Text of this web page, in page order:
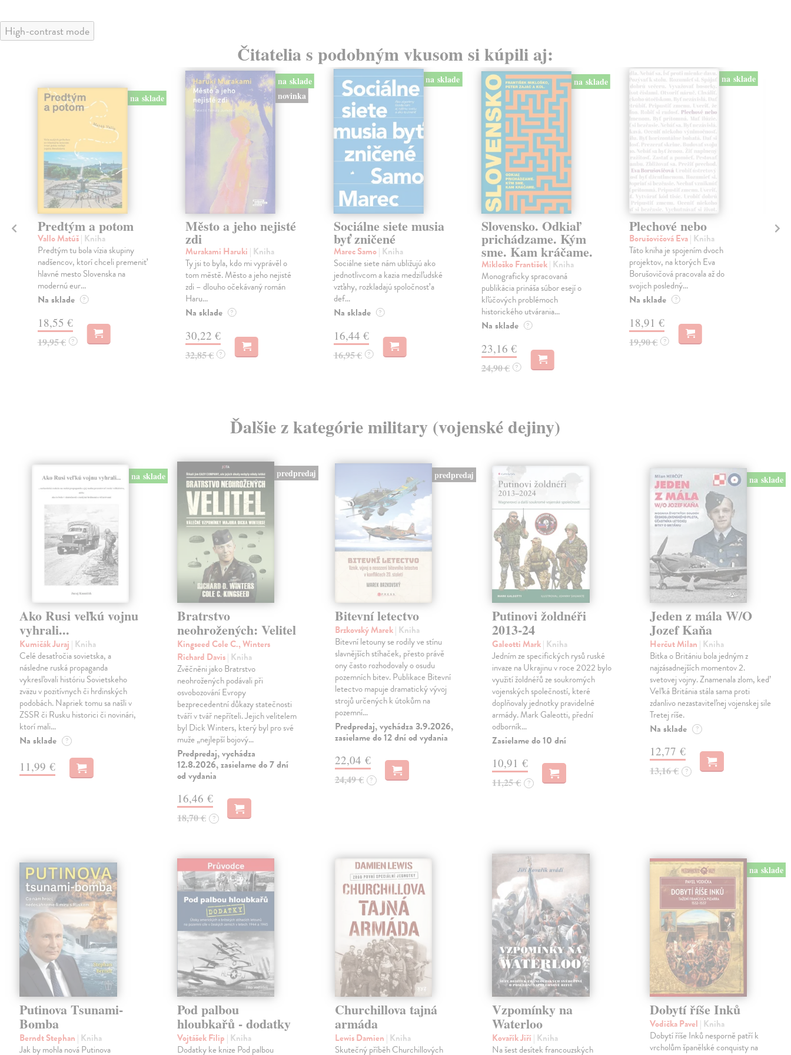
High-contrast mode
Čitatelia s podobným vkusom si kúpili aj:
na sklade
Predtým a potom
Vallo Matúš| Kniha
Predtým tu bola vízia skupiny
nadšencov, ktorí chceli premeniť
hlavné mesto Slovenska na
modernú eur...
Na sklade ?
18,55 €
19,95 € ?
na sklade
novinka
Město a jeho nejisté
zdi
Murakami Haruki | Kniha
Ty jsi to byla, kdo mi vyprávěl o
tom městě. Město a jeho nejisté
zdi – dlouho očekávaný román
Haru...
Na sklade ?
30,22 €
32,85 € ?
na sklade
Sociálne siete musia
byť zničené
Marec Samo| Kniha
Sociálne siete nám ubližujú ako
jednotlivcom a kazia medziľudské
vzťahy, rozkladajú spoločnosť a
def...
Na sklade ?
16,44 €
16,95 € ?
na sklade
Slovensko. Odkiaľ
prichádzame. Kým
sme. Kam kráčame.
Mikloško František| Kniha
Monograficky spracovaná
publikácia prináša súbor esejí o
kľúčových problémoch
historického utvárania...
Na sklade ?
23,16 €
24,90 € ?
na sklade
Plechové nebo
Borušovičová Eva| Kniha
Táto kniha je spojením dvoch
projektov, na ktorých Eva
Borušovičová pracovala až do
svojich posledný...
Na sklade ?
18,91 €
19,90 € ?
Ďalšie z kategórie military (vojenské dejiny)
na sklade
Ako Rusi veľkú vojnu
vyhrali...
Kumičák Juraj | Kniha
Celé desaťročia sovietska, a
následne ruská propaganda
vykresľovali históriu Sovietskeho
zväzu v pozitívnych či hrdinských
podobách. Napriek tomu sa našli v
ZSSR či Rusku historici či novinári,
ktorí mali…
Na sklade ?
11,99 €
predpredaj
Bratrstvo
neohrožených: Velitel
Kingseed Cole C., Winters
Richard Davis| Kniha
Zvěčněni jako Bratrstvo
neohrožených podávali při
osvobozování Evropy
bezprecedentní důkazy statečnosti
tváří v tvář nepříteli. Jejich velitelem
byl Dick Winters, který byl pro své
muže „nejlepší bojový…
Predpredaj, vychádza
12.8.2026, zasielame do 7 dní
od vydania
16,46 €
18,70 € ?
predpredaj
Bitevní letectvo
Brzkovský Marek| Kniha
Bitevní letouny se rodily ve stínu
slavnějších stíhaček, přesto právě
ony často rozhodovaly o osudu
pozemních bitev. Publikace Bitevní
letectvo mapuje dramatický vývoj
strojů určených k útokům na
pozemní…
Predpredaj, vychádza 3.9.2026,
zasielame do 12 dní od vydania
22,04 €
24,49 € ?
Putinovi žoldnéři
2013-24
Galeotti Mark| Kniha
Jedním ze specifických rysů ruské
invaze na Ukrajinu v roce 2022 bylo
využití žoldnéřů ze soukromých
vojenských společností, které
doplňovaly jednotky pravidelné
armády. Mark Galeotti, přední
odborník…
Zasielame do 10 dní
10,91 €
11,25 € ?
na sklade
Jeden z mála W/O
Jozef Kaňa
Herčut Milan | Kniha
Bitka o Britániu bola jedným z
najzásadnejších momentov 2.
svetovej vojny. Znamenala zlom, keď
Veľká Británia stála sama proti
zdanlivo nezastaviteľnej vojenskej sile
Tretej ríše.
Na sklade ?
12,77 €
13,16 € ?
Putinova Tsunami-
Bomba
Berndt Stephan | Kniha
Jak by mohla nová Putinova
Pod palbou
hloubkařů - dodatky
Vojtášek Filip | Kniha
Dodatky ke knize Pod palbou
Churchillova tajná
armáda
Lewis Damien | Kniha
Skutečný příběh Churchillových
Vzpomínky na
Waterloo
Kovařík Jiří | Kniha
Na šest desítek francouzských
na sklade
Dobytí říše Inků
Vodička Pavel | Kniha
Dobytí říše Inků nesporně patří k
vrcholům španělské conquisty na